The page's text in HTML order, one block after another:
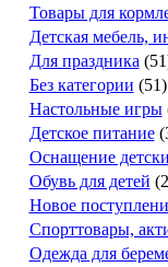
Товары для
Детская мебель,
Для праздника
Без категории (51)
Настольные игры
Детское питание
Оснащение
Обувь для детей
Новое
Спорттовары,
Одежда для